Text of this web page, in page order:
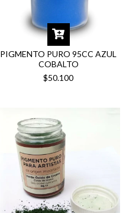
PIGMENTO PURO 95CC AZUL
COBALTO
$50.100